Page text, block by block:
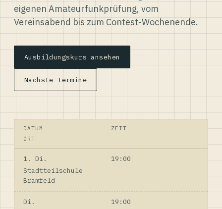
eigenen Amateurfunkprüfung, vom
Vereinsabend bis zum Contest-Wochenende.
Ausbildungskurs ansehen
Nächste Termine
DATUM
ZEIT
ORT
1. Di.
19:00
Stadtteilschule
Bramfeld
Di.
19:00